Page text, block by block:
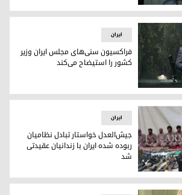
شیعه تبعیض علیه اهل سنت را ترویج
ایران وزیر کشور را استیضاح می‌کند
ایران
فراکسیون سنی‌های مجلس ایران وزیر
کشور را استیضاح می‌کند
نظامیان ربوده شدە ایران با
ایران
جیش‌العدل خواستار تبادل نظامیان
ربوده شدە ایران با زندانیان عقیدتی
شد